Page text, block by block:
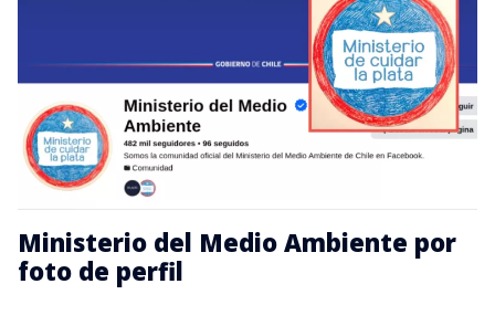
Ministerio del Medio Ambiente por
foto de perfil